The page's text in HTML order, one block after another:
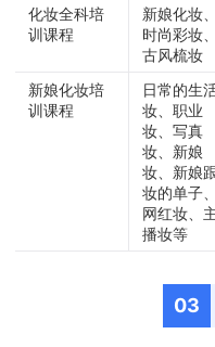
化妆全科培
训课程
新娘化妆、
时尚彩妆、
古风梳妆
新娘化妆培
训课程
日常的生
妆、职业
妆、写真
妆、新娘
妆、新娘
妆的单子、
网红妆、
播妆等
03